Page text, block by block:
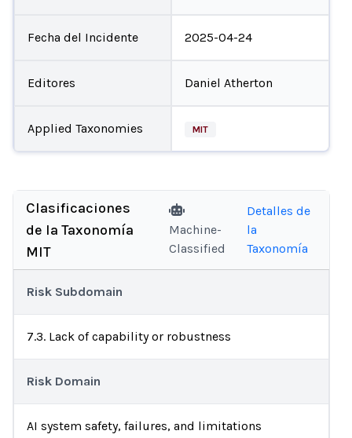
Fecha del Incidente 2025-04-24
Editores Daniel Atherton
Applied Taxonomies MIT
Clasificaciones
de la Taxonomía
MIT
Machine-
Classified
Detalles de
la
Taxonomía
Risk Subdomain
7.3. Lack of capability or robustness
Risk Domain
AI system safety, failures, and limitations